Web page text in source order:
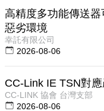
高精度多功能傳送
惡劣環境
幸託有限公司
2026-08-06
CC-Link IE TSN對
CC-LINK 協會 台灣支部
2026-08-06